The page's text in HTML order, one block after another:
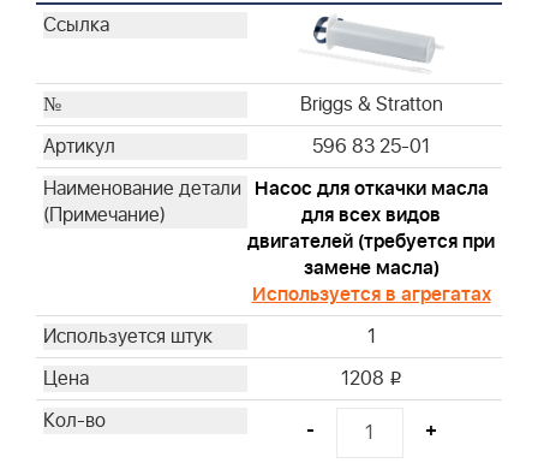
Briggs & Stratton
Briggs & Stratton
Briggs & Stratton
Briggs & Stratton
Briggs & Stratton
Briggs & Stratton
Briggs & Stratton
Briggs & Stratton
Briggs & Stratton
Briggs & Stratton
Briggs & Stratton
Briggs & Stratton
Briggs & Stratton
Briggs & Stratton
Briggs & Stratton
596 83 25-01
Насос для откачки масла
для всех видов
двигателей (требуется при
замене масла)
Используется в агрегатах
1
1208 i
- +